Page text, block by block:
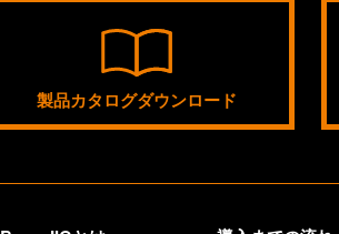
製品カタログダウンロード